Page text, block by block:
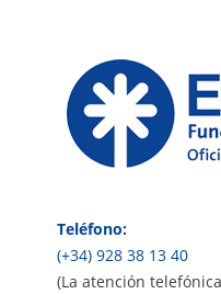
SERVICIOS
SUBASTAS
FAQ
Teléfono:
(+34) 928 38 13 40
(La atención